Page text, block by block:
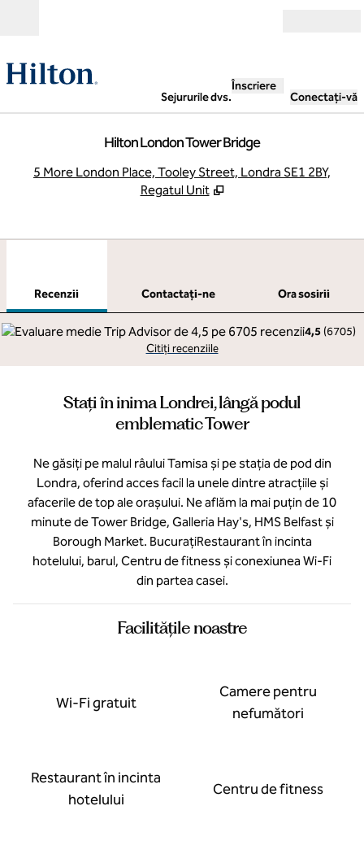
Sejururile dvs.
Înscriere
Conectați-vă
Hilton London Tower Bridge
5 More London Place, Tooley Street, Londra SE1 2BY,
Regatul Unit
Recenzii Contactaţi-ne
Ora sosirii
4,5 (6705)
Citiți recenziile
Stați în inima Londrei, lângă podul
emblematic Tower
Ne găsiți pe malul râului Tamisa și pe stația de pod din
Londra, oferind acces facil la unele dintre atracțiile și
afacerile de top ale orașului. Ne aflăm la mai puțin de 10
minute de Tower Bridge, Galleria Hay's, HMS Belfast și
Borough Market. BucurațiRestaurant în incinta
hotelului, barul, Centru de fitness și conexiunea Wi-Fi
din partea casei.
Facilităţile noastre
Wi-Fi gratuit
Camere pentru
nefumători
Restaurant în incinta
hotelului
Centru de fitness